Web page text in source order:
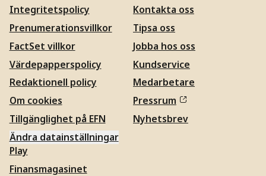
Integritetspolicy
Prenumerationsvillkor
FactSet villkor
Värdepapperspolicy
Redaktionell policy
Om cookies
Tillgänglighet på EFN
Ändra datainställningar
Kontakta oss
Tipsa oss
Jobba hos oss
Kundservice
Medarbetare
Pressrum
Nyhetsbrev
Play
Finansmagasinet